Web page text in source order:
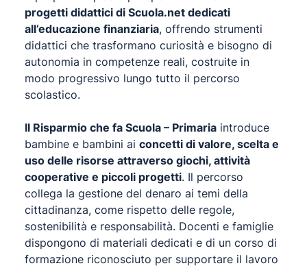
progetti didattici di Scuola.net dedicati
all’educazione finanziaria, offrendo strumenti
didattici che trasformano curiosità e bisogno di
autonomia in competenze reali, costruite in
modo progressivo lungo tutto il percorso
scolastico.
Il Risparmio che fa Scuola – Primaria introduce
bambine e bambini ai concetti di valore, scelta e
uso delle risorse attraverso giochi, attività
cooperative e piccoli progetti. Il percorso
collega la gestione del denaro ai temi della
cittadinanza, come rispetto delle regole,
sostenibilità e responsabilità. Docenti e famiglie
dispongono di materiali dedicati e di un corso di
formazione riconosciuto per supportare il lavoro